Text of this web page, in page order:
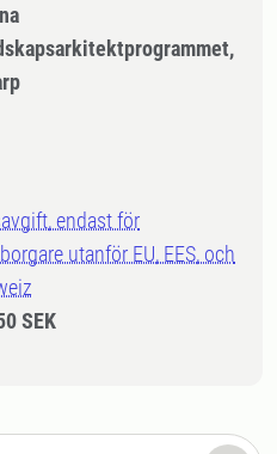
endast för
utanför EU, EES, och
SEK